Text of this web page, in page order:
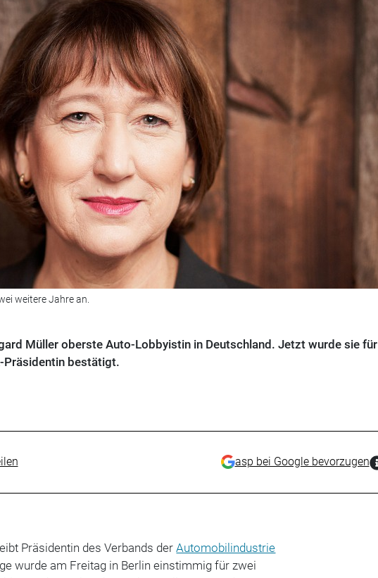
weitere Jahre an.
Müller oberste Auto-Lobbyistin in Deutschland. Jetzt wurde sie für
Präsidentin bestätigt.
asp bei Google bevorzugen
Präsidentin des Verbands derAutomobilindustrie
wurde am Freitag in Berlin einstimmig für zwei